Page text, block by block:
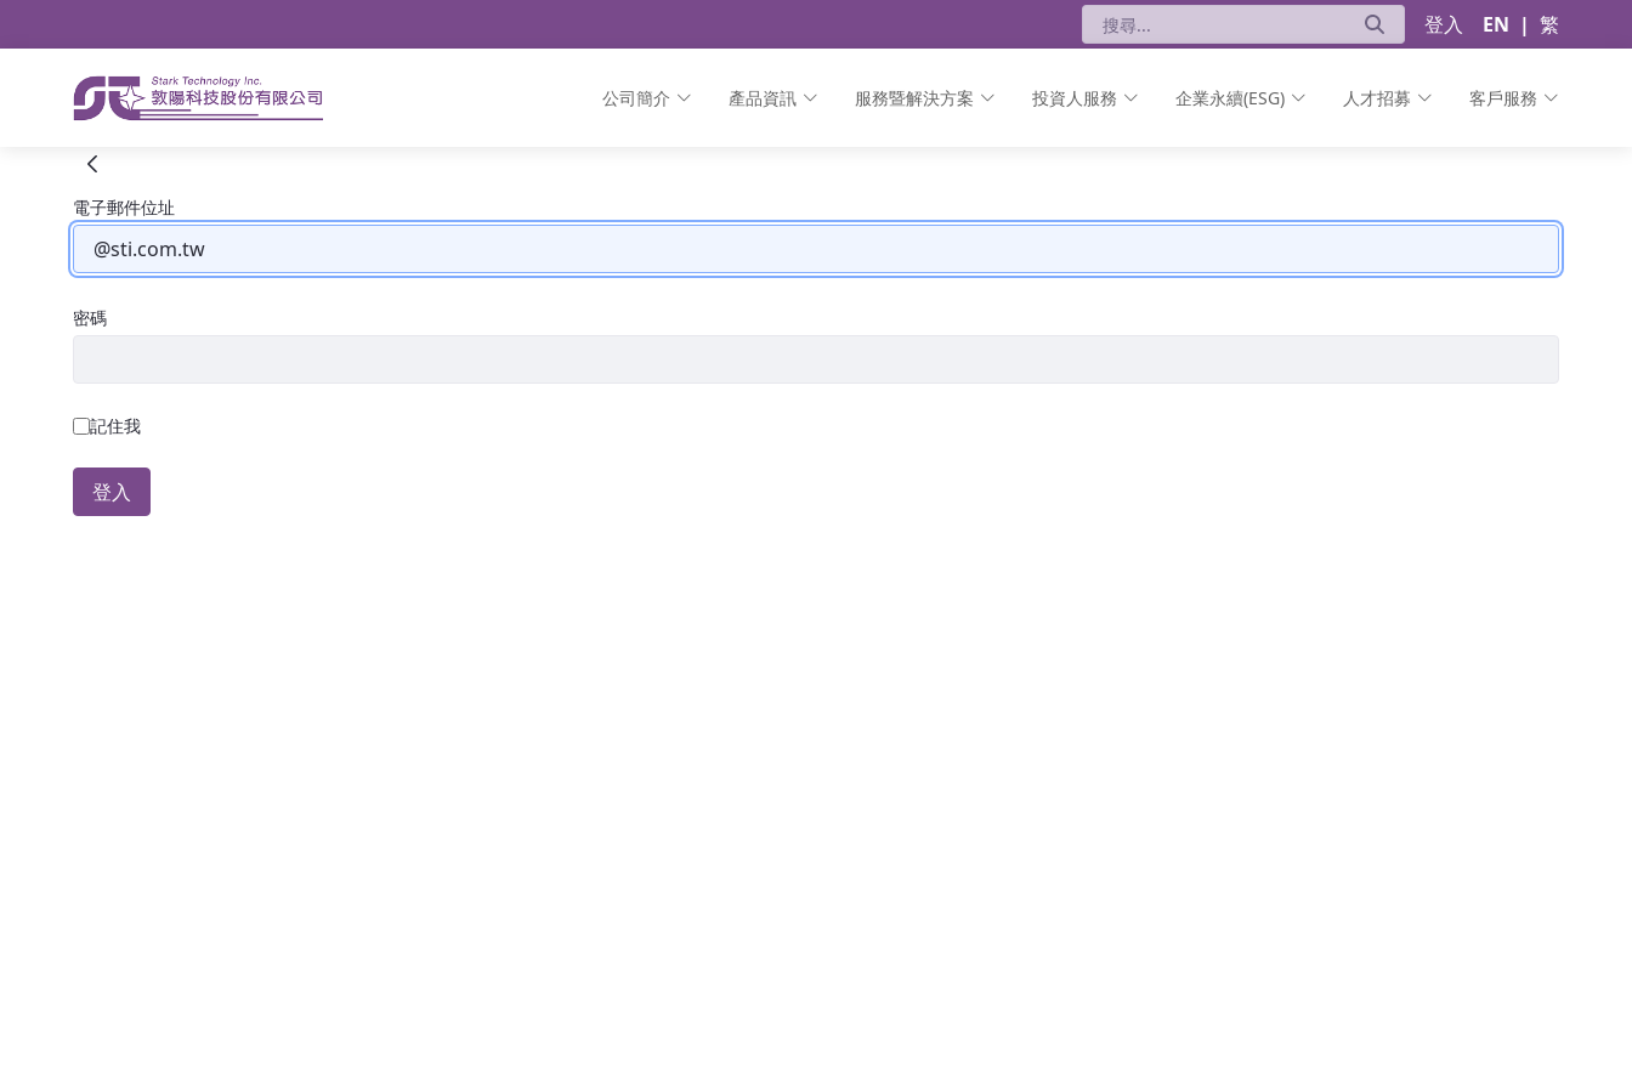
登入 EN | 繁
公司簡介 產品資訊 服務暨解決方案 投資人服務 企業永續(ESG) 人才招募 客戶服務
Checkpoint
登入
電子郵件位址
密碼
記住我
登入